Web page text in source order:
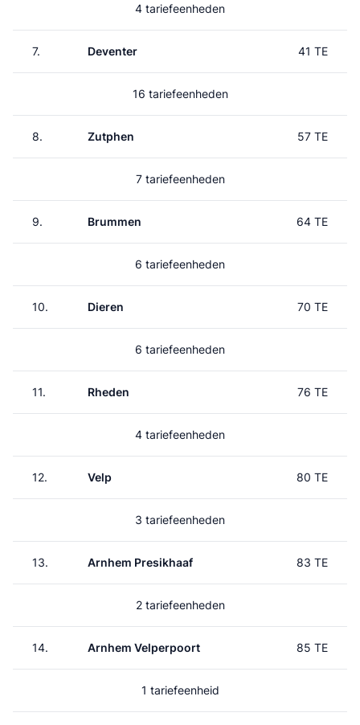
4 tariefeenheden
7. Deventer 41 TE
16 tariefeenheden
8. Zutphen 57 TE
7 tariefeenheden
9. Brummen 64 TE
6 tariefeenheden
10. Dieren 70 TE
6 tariefeenheden
11. Rheden 76 TE
4 tariefeenheden
12. Velp 80 TE
3 tariefeenheden
13. Arnhem Presikhaaf 83 TE
2 tariefeenheden
14. Arnhem Velperpoort 85 TE
1 tariefeenheid